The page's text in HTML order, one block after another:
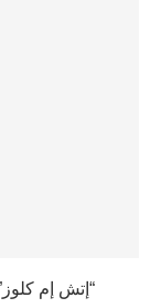
“إتش إم كلوز”